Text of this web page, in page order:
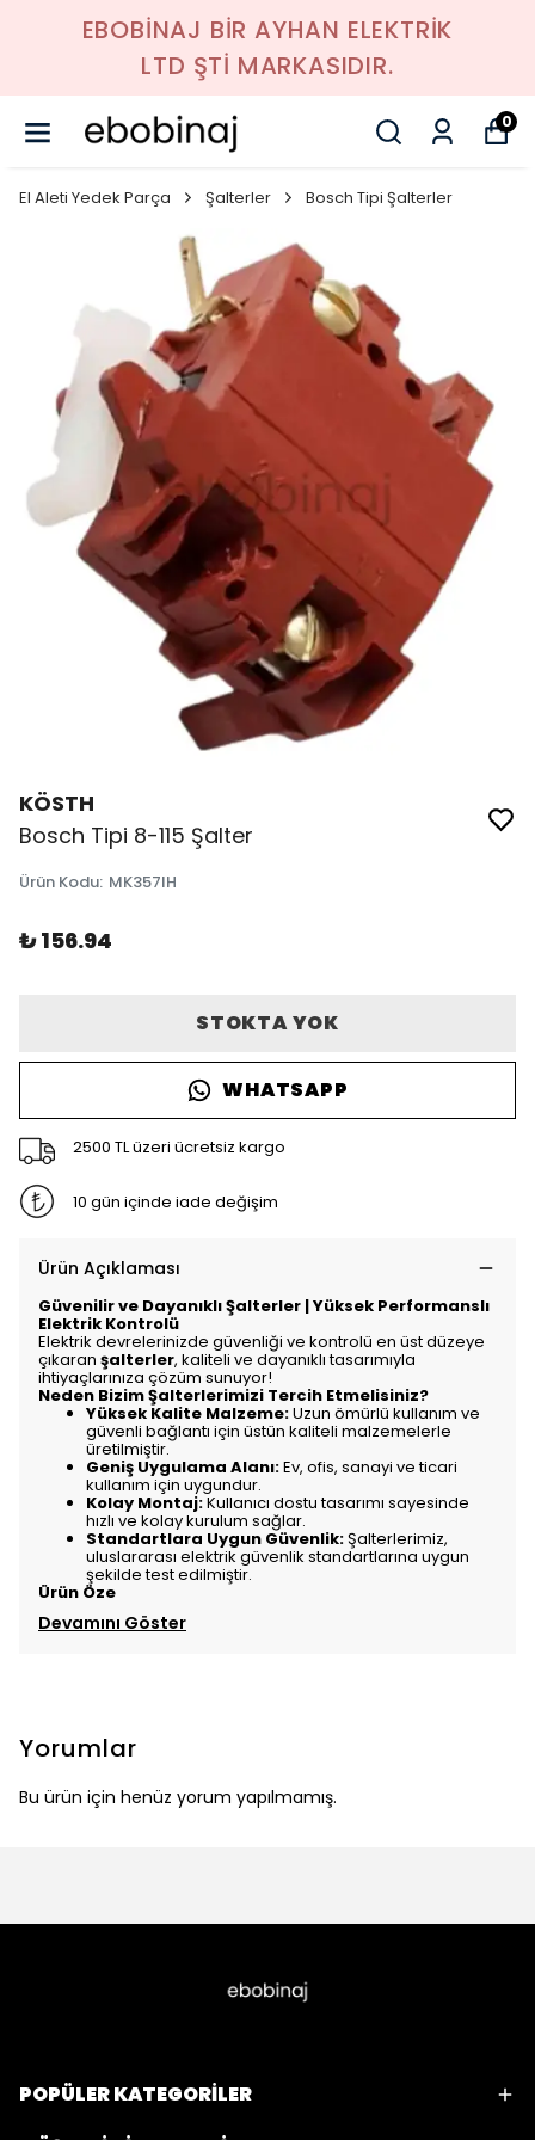
EBOBİNAJ BİR AYHAN ELEKTRİK
LTD ŞTİ MARKASIDIR.
0
El Aleti Yedek Parça Şalterler Bosch Tipi Şalterler
KÖSTH
Bosch Tipi 8-115 Şalter
Ürün Kodu: MK357IH
₺ 156.94
STOKTA YOK
WHATSAPP
2500 TL üzeri ücretsiz kargo
10 gün içinde iade değişim
Ürün Açıklaması
Güvenilir ve Dayanıklı Şalterler | Yüksek Performanslı
Elektrik Kontrolü
Elektrik devrelerinizde güvenliği ve kontrolü en üst düzeye
çıkaran şalterler, kaliteli ve dayanıklı tasarımıyla
ihtiyaçlarınıza çözüm sunuyor!
Neden Bizim Şalterlerimizi Tercih Etmelisiniz?
Yüksek Kalite Malzeme:Uzun ömürlü kullanım ve
güvenli bağlantı için üstün kaliteli malzemelerle
üretilmiştir.
Geniş Uygulama Alanı:Ev, ofis, sanayi ve ticari
kullanım için uygundur.
Kolay Montaj:Kullanıcı dostu tasarımı sayesinde
hızlı ve kolay kurulum sağlar.
Standartlara Uygun Güvenlik:Şalterlerimiz,
uluslararası elektrik güvenlik standartlarına uygun
şekilde test edilmiştir.
Ürün Öze
Devamını Göster
Yorumlar
Bu ürün için henüz yorum yapılmamış.
POPÜLER KATEGORİLER